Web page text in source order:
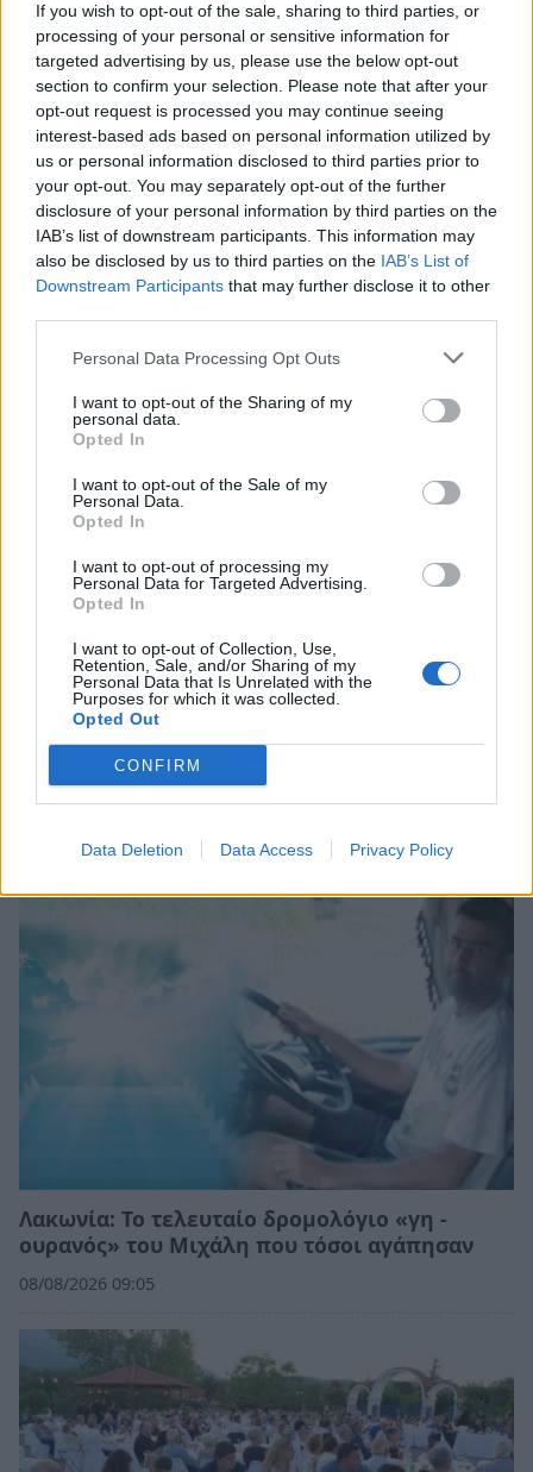
If you wish to opt-out of the sale, sharing to third parties, or
processing of your personal or sensitive information for
targeted advertising by us, please use the below opt-out
section to confirm your selection. Please note that after your
opt-out request is processed you may continue seeing
interest-based ads based on personal information utilized by
us or personal information disclosed to third parties prior to
your opt-out. You may separately opt-out of the further
disclosure of your personal information by third parties on the
IAB’s list of downstream participants. This information may
also be disclosed by us to third parties on the IAB’s List of
Downstream Participants that may further disclose it to other
Personal Data Processing Opt Outs
I want to opt-out of the Sharing of my
personal data.
Opted In
I want to opt-out of the Sale of my
Personal Data.
Opted In
I want to opt-out of processing my
Personal Data for Targeted Advertising.
Opted In
I want to opt-out of Collection, Use,
Retention, Sale, and/or Sharing of my
Personal Data that Is Unrelated with the
Purposes for which it was collected.
Opted Out
CONFIRM
Data Deletion Data Access Privacy Policy
Θλίψη στην Πάτρα: Πέθανε στο Νοσοκομείο
«Άγιος Ανδρέας» βρέφος μόλις 8 ημερών
08/08/2026 09:34
Λακωνία: Το τελευταίο δρομολόγιο «γη -
ουρανός» του Μιχάλη που τόσοι αγάπησαν
08/08/2026 09:05